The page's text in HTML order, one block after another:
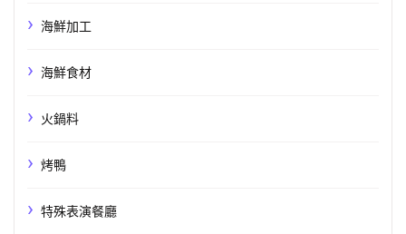
海鮮加工
海鮮食材
火鍋料
烤鴨
特殊表演餐廳